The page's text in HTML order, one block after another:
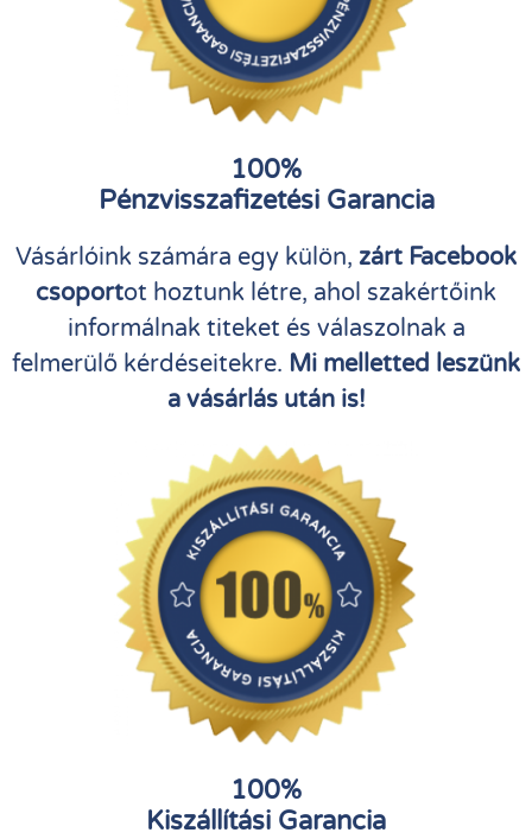
100%
Pénzvisszafizetési Garancia
Vásárlóink számára egy külön, zárt Facebook
csoportot hoztunk létre, ahol szakértőink
informálnak titeket és válaszolnak a
felmerülő kérdéseitekre. Mi melletted leszünk
a vásárlás után is!
100%
Kiszállítási Garancia